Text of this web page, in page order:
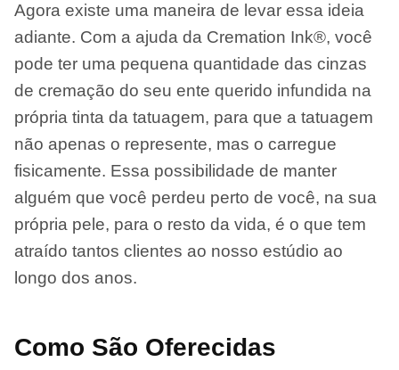
Agora existe uma maneira de levar essa ideia
adiante. Com a ajuda da Cremation Ink®, você
pode ter uma pequena quantidade das cinzas
de cremação do seu ente querido infundida na
própria tinta da tatuagem, para que a tatuagem
não apenas o represente, mas o carregue
fisicamente. Essa possibilidade de manter
alguém que você perdeu perto de você, na sua
própria pele, para o resto da vida, é o que tem
atraído tantos clientes ao nosso estúdio ao
longo dos anos.
Como São Oferecidas